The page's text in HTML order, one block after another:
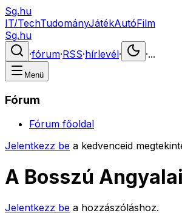
Sg.hu
IT/TechTudományJátékAutóFilm
Sg.hu
·fórum·RSS·hírlevél· ·...
Menü
Fórum
Fórum főoldal
Jelentkezz be a kedvenceid
A Bosszú
Jelentkezz be a hozzászóláshoz.